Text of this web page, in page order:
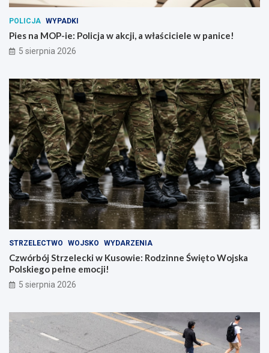
POLICJA WYPADKI
Pies na MOP-ie: Policja w akcji, a właściciele w panice!
5 sierpnia 2026
STRZELECTWO WOJSKO WYDARZENIA
Czwórbój Strzelecki w Kusowie: Rodzinne Święto Wojska
Polskiego pełne emocji!
5 sierpnia 2026